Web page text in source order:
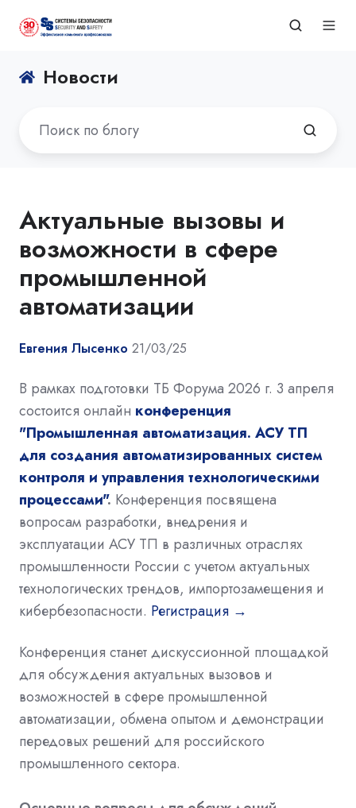
Новости
Актуальные вызовы и
возможности в сфере
промышленной
автоматизации
Евгения Лысенко 21/03/25
В рамках подготовки ТБ Форума 2026 г. 3 апреля
состоится онлайн конференция
"Промышленная автоматизация. АСУ ТП
для создания автоматизированных систем
контроля и управления технологическими
процессами". Конференция посвящена
вопросам разработки, внедрения и
эксплуатации АСУ ТП в различных отраслях
промышленности России с учетом актуальных
технологических трендов, импортозамещения и
кибербезопасности. Регистрация →
Конференция станет дискуссионной площадкой
для обсуждения актуальных вызовов и
возможностей в сфере промышленной
автоматизации, обмена опытом и демонстрации
передовых решений для российского
промышленного сектора.